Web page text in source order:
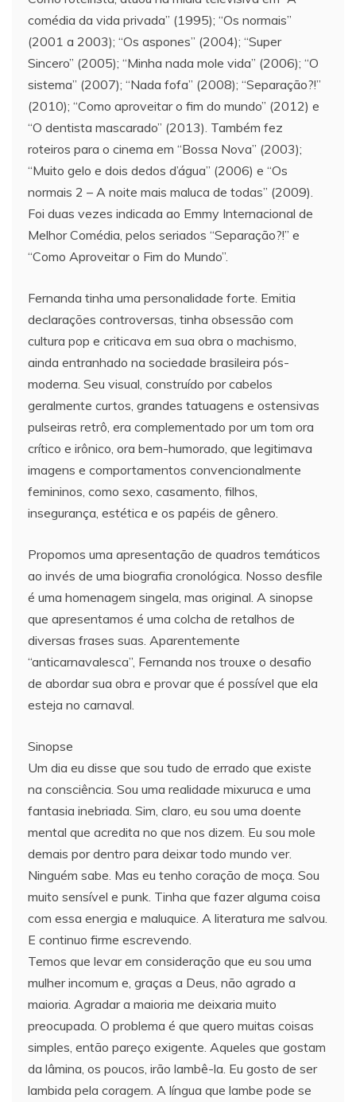
comédia da vida privada” (1995); “Os normais”
(2001 a 2003); “Os aspones” (2004); “Super
Sincero” (2005); “Minha nada mole vida” (2006); “O
sistema” (2007); “Nada fofa” (2008); “Separação?!”
(2010); “Como aproveitar o fim do mundo” (2012) e
“O dentista mascarado” (2013). Também fez
roteiros para o cinema em “Bossa Nova” (2003);
“Muito gelo e dois dedos d’água” (2006) e “Os
normais 2 – A noite mais maluca de todas” (2009).
Foi duas vezes indicada ao Emmy Internacional de
Melhor Comédia, pelos seriados “Separação?!” e
“Como Aproveitar o Fim do Mundo”.
Fernanda tinha uma personalidade forte. Emitia
declarações controversas, tinha obsessão com
cultura pop e criticava em sua obra o machismo,
ainda entranhado na sociedade brasileira pós-
moderna. Seu visual, construído por cabelos
geralmente curtos, grandes tatuagens e ostensivas
pulseiras retrô, era complementado por um tom ora
crítico e irônico, ora bem-humorado, que legitimava
imagens e comportamentos convencionalmente
femininos, como sexo, casamento, filhos,
insegurança, estética e os papéis de gênero.
Propomos uma apresentação de quadros temáticos
ao invés de uma biografia cronológica. Nosso desfile
é uma homenagem singela, mas original. A sinopse
que apresentamos é uma colcha de retalhos de
diversas frases suas. Aparentemente
“anticarnavalesca”, Fernanda nos trouxe o desafio
de abordar sua obra e provar que é possível que ela
esteja no carnaval.
Sinopse
Um dia eu disse que sou tudo de errado que existe
na consciência. Sou uma realidade mixuruca e uma
fantasia inebriada. Sim, claro, eu sou uma doente
mental que acredita no que nos dizem. Eu sou mole
demais por dentro para deixar todo mundo ver.
Ninguém sabe. Mas eu tenho coração de moça. Sou
muito sensível e punk. Tinha que fazer alguma coisa
com essa energia e maluquice. A literatura me salvou.
E continuo firme escrevendo.
Temos que levar em consideração que eu sou uma
mulher incomum e, graças a Deus, não agrado a
maioria. Agradar a maioria me deixaria muito
preocupada. O problema é que quero muitas coisas
simples, então pareço exigente. Aqueles que gostam
da lâmina, os poucos, irão lambê-la. Eu gosto de ser
lambida pela coragem. A língua que lambe pode se